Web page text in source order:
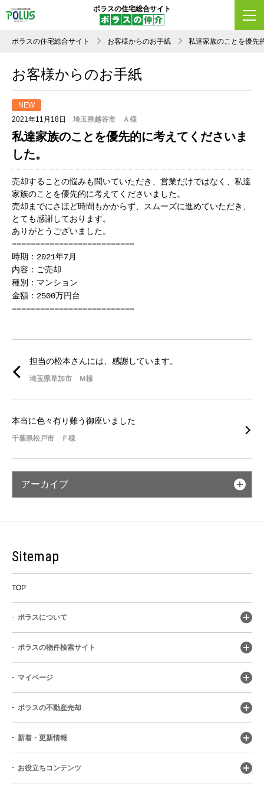
ポラスの住宅総合サイト
ポラスの住宅総合サイト お客様からのお手紙 私達家族のことを優先
お客様からのお手紙
2021年11月18日 埼玉県越谷市 Ａ様
NEW
私達家族のことを優先的に考えてくださいま
した。
売却することの悩みも聞いていただき、営業だけではなく、私達
家族のことを優先的に考えてくださいました。
売却までにさほど時間もかからず、スムーズに進めていただき、
とても感謝しております。
ありがとうございました。
==========================
時期：2021年7月
内容：ご売却
種別：マンション
金額：2500万円台
==========================
担当の松本さんには、感謝しています。
埼玉県草加市 Ｍ様
本当に色々有り難う御座いました
千葉県松戸市 Ｆ様
アーカイブ
Sitemap
TOP
ポラスについて
ポラスの物件検索サイト
マイページ
ポラスの不動産売却
新着・更新情報
お役立ちコンテンツ